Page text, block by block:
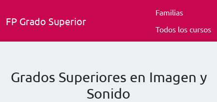
FP Grado Superior
Familias
Todos los cursos
Grados Superiores en Imagen y
Sonido